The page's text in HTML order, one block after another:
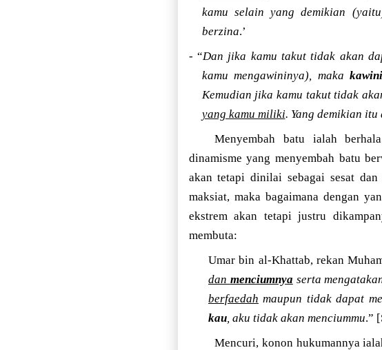
kamu selain yang demikian
berzina.’
- “Dan jika kamu takut tidak akan
kamu mengawininya), maka
Kemudian jika kamu takut tidak
yang kamu miliki. Yang demikian
Menyembah batu ialah
dinamisme yang menyembah batu
akan tetapi dinilai sebagai sesat
maksiat, maka bagaimana dengan
ekstrem akan tetapi justru
membuta:
Umar bin al-Khattab, rekan
dan menciumnya serta
berfaedah maupun tidak dapat
kau, aku tidak akan menciummu.”
Mencuri, konon hukumannya